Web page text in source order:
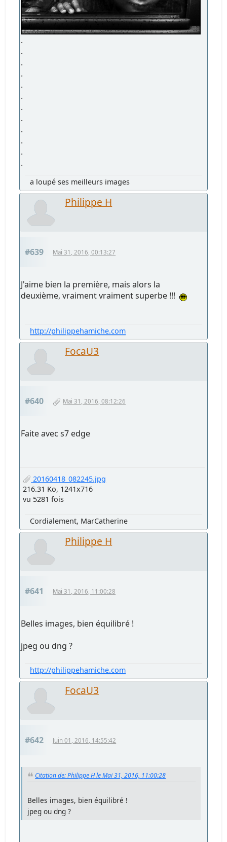
.
.
.
.
.
.
.
.
.
.
.
.
a loupé ses meilleurs images
Philippe H
#639 Mai 31, 2016, 00:13:27
J'aime bien la première, mais alors la
deuxième, vraiment vraiment superbe !!!
http://philippehamiche.com
FocaU3
#640 Mai 31, 2016, 08:12:26
Faite avec s7 edge
20160418_082245.jpg
216.31 Ko, 1241x716
vu 5281 fois
Cordialement, MarCatherine
Philippe H
#641 Mai 31, 2016, 11:00:28
Belles images, bien équilibré !
jpeg ou dng ?
http://philippehamiche.com
FocaU3
#642 Juin 01, 2016, 14:55:42
Citation de: Philippe H le Mai 31, 2016, 11:00:28
Belles images, bien équilibré !
jpeg ou dng ?